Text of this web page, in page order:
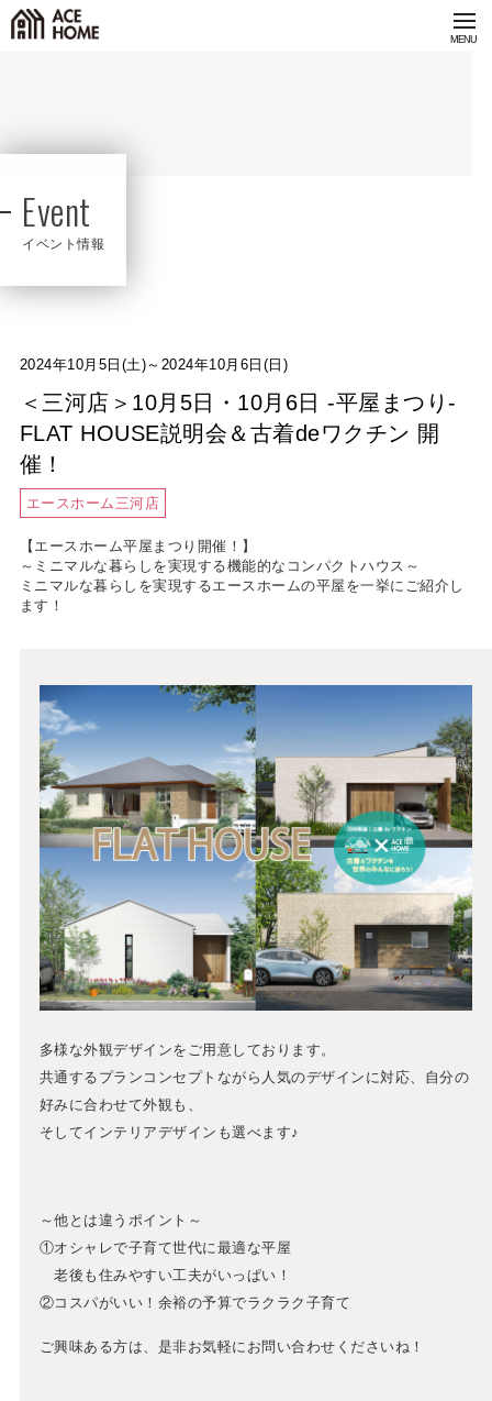
Event
イベント情報
2024年10月5日(土)～2024年10月6日(日)
＜三河店＞10月5日・10月6日 -平屋まつり-
FLAT HOUSE説明会＆古着deワクチン 開
催！
エースホーム三河店
【エースホーム平屋まつり開催！】
～ミニマルな暮らしを実現する機能的なコンパクトハウス～
ミニマルな暮らしを実現するエースホームの平屋を一挙にご紹介し
ます！
多様な外観デザインをご用意しております。
共通するプランコンセプトながら人気のデザインに対応、自分の
好みに合わせて外観も、
そしてインテリアデザインも選べます♪
～他とは違うポイント～
①オシャレで子育て世代に最適な平屋
老後も住みやすい工夫がいっぱい！
②コスパがいい！余裕の予算でラクラク子育て
ご興味ある方は、是非お気軽にお問い合わせくださいね！